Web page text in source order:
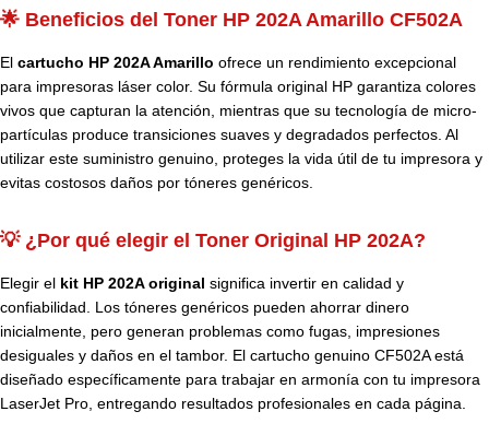
🌟 Beneficios del Toner HP 202A Amarillo CF502A
El cartucho HP 202A Amarillo ofrece un rendimiento excepcional
para impresoras láser color. Su fórmula original HP garantiza colores
vivos que capturan la atención, mientras que su tecnología de micro-
partículas produce transiciones suaves y degradados perfectos. Al
utilizar este suministro genuino, proteges la vida útil de tu impresora y
evitas costosos daños por tóneres genéricos.
💡 ¿Por qué elegir el Toner Original HP 202A?
Elegir el kit HP 202A original significa invertir en calidad y
confiabilidad. Los tóneres genéricos pueden ahorrar dinero
inicialmente, pero generan problemas como fugas, impresiones
desiguales y daños en el tambor. El cartucho genuino CF502A está
diseñado específicamente para trabajar en armonía con tu impresora
LaserJet Pro, entregando resultados profesionales en cada página.